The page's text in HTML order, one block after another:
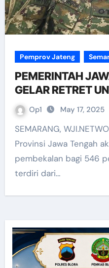
Pemprov Jateng
PEMERINTAH
GELAR RETRET
Op1 May 17, 2025
SEMARANG, WJI.NETWORK – Pemerintah
Provinsi Jawa Tengah
pembekalan bagi 546
terdiri dari…